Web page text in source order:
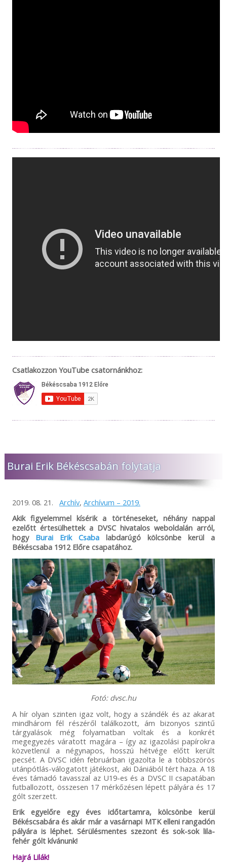
Csatlakozzon YouTube csatornánkhoz:
Burai Erik Békéscsabán folytatja
2019. 08. 21. Archív, Archívum – 2019.
Akik figyelemmel kísérik a történeseket, néhány nappal
ezelőtt értesülhettek a DVSC hivatalos weboldalán arról,
hogy Burai Erik Csaba labdarúgó kölcsönbe kerül a
Békéscsaba 1912 Előre csapatához.
Fotó: dvsc.hu
A hír olyan szinten igaz volt, hogy a szándék és az akarat
mindhárom fél részéről találkozott, ám bizonyos szintű
tárgyalások még folyamatban voltak és a konkrét
megegyezés váratott magára – így az igazolási papírokra
közvetlenül a négynapos, hosszú hétvége előtt került
pecsét. A DVSC idén februárban igazolta le a többszörös
utánpótlás-válogatott játékost, aki Dániából tért haza. A 18
éves támadó tavasszal az U19-es és a DVSC II csapatában
futballozott, összesen 17 mérkőzésen lépett pályára és 17
gólt szerzett.
Erik egyelőre egy éves időtartamra, kölcsönbe kerül
Békéscsabára és akár már a vasárnapi MTK elleni rangadón
pályára is léphet. Sérülésmentes szezont és sok-sok lila-
fehér gólt kívánunk!
Hajrá Lilák!